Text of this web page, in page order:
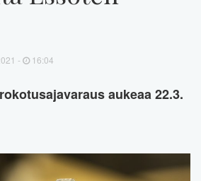
- 16:04
aukeaa 22.3.